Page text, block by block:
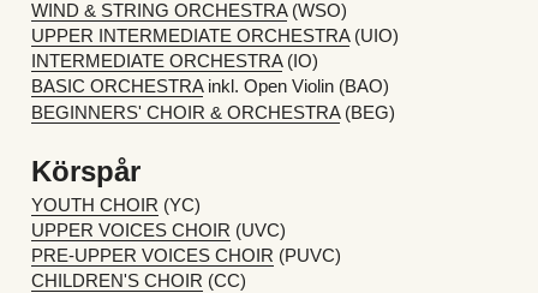
WIND & STRING ORCHESTRA (WSO)
UPPER INTERMEDIATE ORCHESTRA (UIO)
INTERMEDIATE ORCHESTRA (IO)
BASIC ORCHESTRA inkl. Open Violin (BAO)
BEGINNERS' CHOIR & ORCHESTRA (BEG)
Körspår
YOUTH CHOIR (YC)
UPPER VOICES CHOIR (UVC)
PRE-UPPER VOICES CHOIR (PUVC)
CHILDREN'S CHOIR (CC)